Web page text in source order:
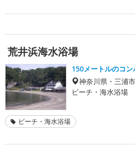
荒井浜海水浴場
150メートルのコ
神奈川県・三浦市
ビーチ・海水浴場
ビーチ・海水浴場